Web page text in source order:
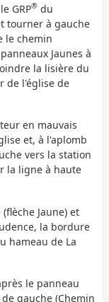
GRP® du
tourner à gauche
le chemin
Jaunes à
la lisière du
de l'église de
en mauvais
et, à l'aplomb
vers la station
la ligne à haute
Jaune) et
la bordure
hameau de La
le panneau
gauche (Chemin